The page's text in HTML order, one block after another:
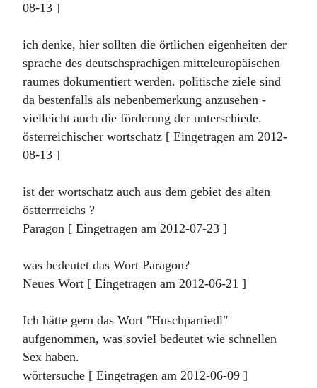
08-13 ]
ich denke, hier sollten die örtlichen eigenheiten der
sprache des deutschsprachigen mitteleuropäischen
raumes dokumentiert werden. politische ziele sind
da bestenfalls als nebenbemerkung anzusehen -
vielleicht auch die förderung der unterschiede.
österreichischer wortschatz [ Eingetragen am 2012-
08-13 ]
ist der wortschatz auch aus dem gebiet des alten
östterrreichs ?
Paragon [ Eingetragen am 2012-07-23 ]
was bedeutet das Wort Paragon?
Neues Wort [ Eingetragen am 2012-06-21 ]
Ich hätte gern das Wort "Huschpartiedl"
aufgenommen, was soviel bedeutet wie schnellen
Sex haben.
wörtersuche [ Eingetragen am 2012-06-09 ]